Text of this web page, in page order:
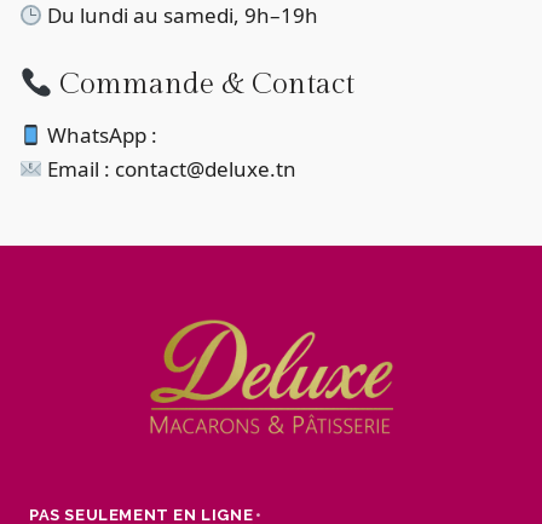
Du lundi au samedi, 9h–19h
Commande & Contact
WhatsApp :
Email : contact@deluxe.tn
PAS SEULEMENT EN LIGNE •